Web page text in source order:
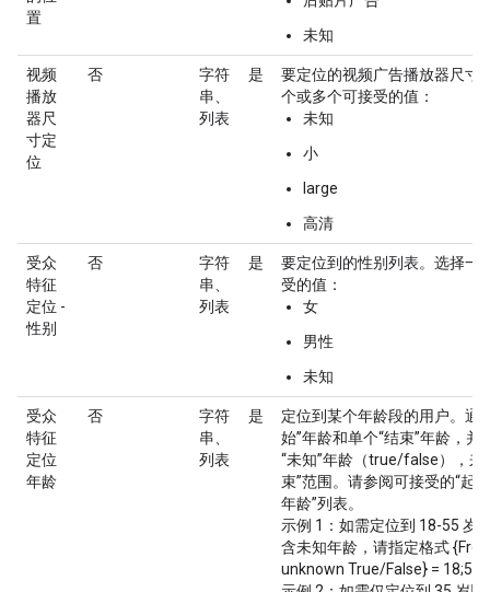
置
未知
视频
播放
器尺
寸定
位
否
字符
串、
列表
是
要定位的视频广告播放器尺寸
个或多个可接受的值：
未知
小
large
高清
受众
特征
定位 -
性别
否
字符
串、
列表
是
要定位到的性别列表。选择一
受的值：
女
男性
未知
受众
特征
定位
年龄
否
字符
串、
列表
是
定位到某个年龄段的用户。通
始”年龄和单个“结束”年龄，并
“未知”年龄（true/false），来
束”范围。请参阅可接受的“起
年龄”列表。
示例 1：如需定位到 18-55 岁
含未知年龄，请指定格式
unknown True/False} =